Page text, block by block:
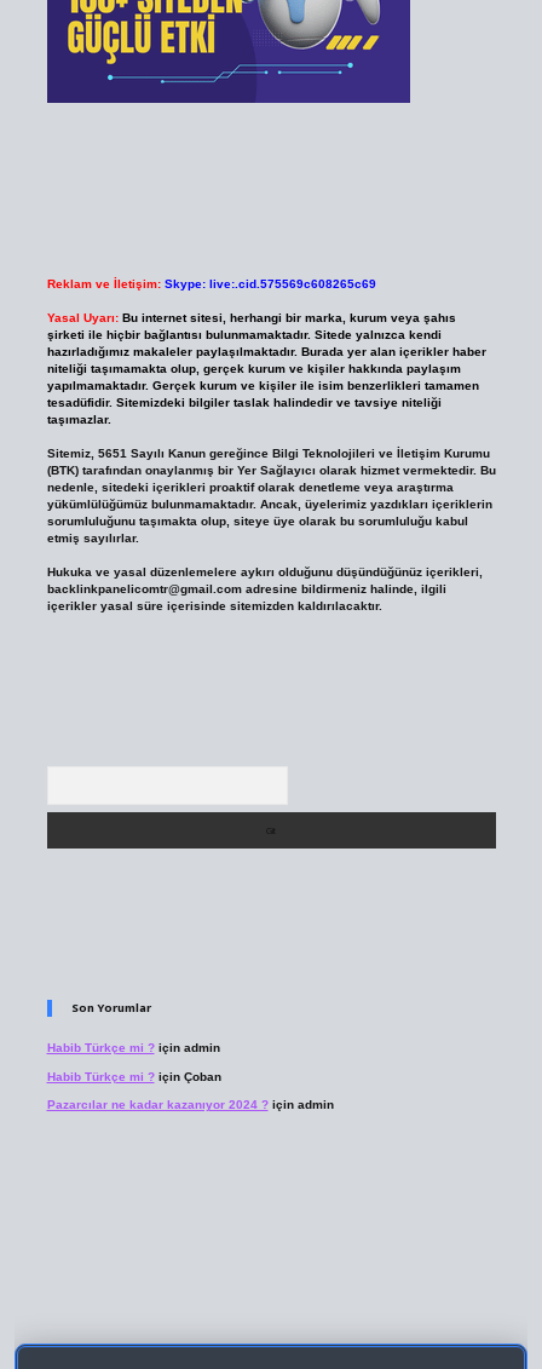
Reklam ve İletişim: Skype: live:.cid.575569c608265c69
Yasal Uyarı: Bu internet sitesi, herhangi bir marka, kurum veya şahıs
şirketi ile hiçbir bağlantısı bulunmamaktadır. Sitede yalnızca kendi
hazırladığımız makaleler paylaşılmaktadır. Burada yer alan içerikler haber
niteliği taşımamakta olup, gerçek kurum ve kişiler hakkında paylaşım
yapılmamaktadır. Gerçek kurum ve kişiler ile isim benzerlikleri tamamen
tesadüfidir. Sitemizdeki bilgiler taslak halindedir ve tavsiye niteliği
taşımazlar.
Sitemiz, 5651 Sayılı Kanun gereğince Bilgi Teknolojileri ve İletişim Kurumu
(BTK) tarafından onaylanmış bir Yer Sağlayıcı olarak hizmet vermektedir. Bu
nedenle, sitedeki içerikleri proaktif olarak denetleme veya araştırma
yükümlülüğümüz bulunmamaktadır. Ancak, üyelerimiz yazdıkları içeriklerin
sorumluluğunu taşımakta olup, siteye üye olarak bu sorumluluğu kabul
etmiş sayılırlar.
Hukuka ve yasal düzenlemelere aykırı olduğunu düşündüğünüz içerikleri,
backlinkpanelicomtr@gmail.comadresine bildirmeniz halinde, ilgili
içerikler yasal süre içerisinde sitemizden kaldırılacaktır.
Son Yorumlar
Habib Türkçe mi ?için admin
Habib Türkçe mi ?için Çoban
Pazarcılar ne kadar kazanıyor 2024 ?için admin